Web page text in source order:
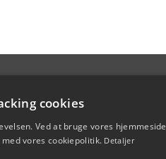
cookies
Ved at bruge vores hjemmeside
vores cookiepolitik. Detaljer